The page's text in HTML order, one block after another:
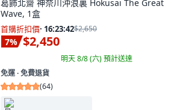
葛飾北齋 神奈川沖浪裏 Hokusai The Great
Wave, 1盒
首購折扣價· 16:23:41$2,650
7% $2,450
明天 8/8 (六)預計送達
免運 ∙ 免費退貨
(64)